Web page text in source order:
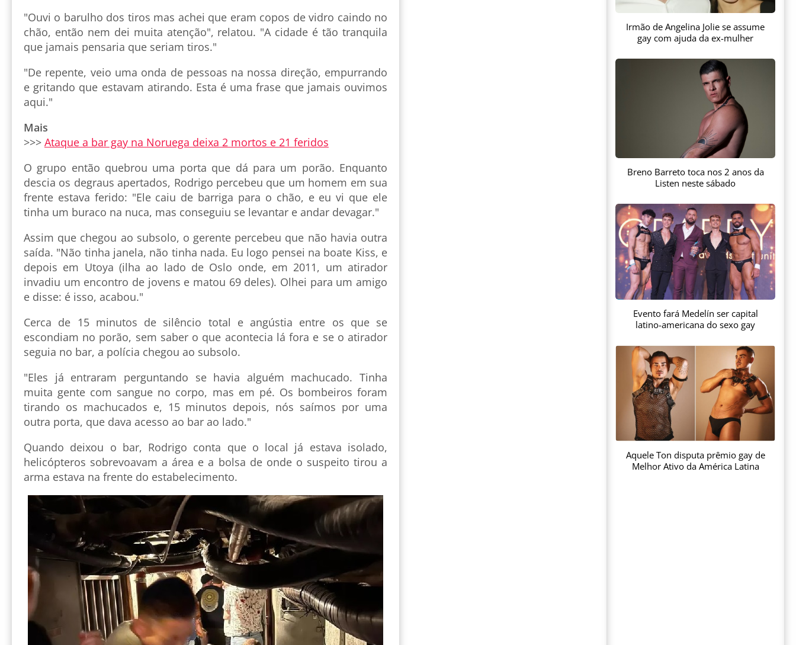
"Ouvi o barulho dos tiros mas achei que eram copos de vidro caindo no
chão, então nem dei muita atenção", relatou. "A cidade é tão tranquila
que jamais pensaria que seriam tiros."
"De repente, veio uma onda de pessoas na nossa direção, empurrando
e gritando que estavam atirando. Esta é uma frase que jamais ouvimos
aqui."
Mais
>>> Ataque a bar gay na Noruega deixa 2 mortos e 21 feridos
O grupo então quebrou uma porta que dá para um porão. Enquanto
descia os degraus apertados, Rodrigo percebeu que um homem em sua
frente estava ferido: "Ele caiu de barriga para o chão, e eu vi que ele
tinha um buraco na nuca, mas conseguiu se levantar e andar devagar."
Assim que chegou ao subsolo, o gerente percebeu que não havia outra
saída. "Não tinha janela, não tinha nada. Eu logo pensei na boate Kiss, e
depois em Utoya (ilha ao lado de Oslo onde, em 2011, um atirador
invadiu um encontro de jovens e matou 69 deles). Olhei para um amigo
e disse: é isso, acabou."
Cerca de 15 minutos de silêncio total e angústia entre os que se
escondiam no porão, sem saber o que acontecia lá fora e se o atirador
seguia no bar, a polícia chegou ao subsolo.
"Eles já entraram perguntando se havia alguém machucado. Tinha
muita gente com sangue no corpo, mas em pé. Os bombeiros foram
tirando os machucados e, 15 minutos depois, nós saímos por uma
outra porta, que dava acesso ao bar ao lado."
Quando deixou o bar, Rodrigo conta que o local já estava isolado,
helicópteros sobrevoavam a área e a bolsa de onde o suspeito tirou a
arma estava na frente do estabelecimento.
Irmão de Angelina Jolie se assume
gay com ajuda da ex-mulher
Breno Barreto toca nos 2 anos da
Listen neste sábado
Evento fará Medelín ser capital
latino-americana do sexo gay
Aquele Ton disputa prêmio gay de
Melhor Ativo da América Latina